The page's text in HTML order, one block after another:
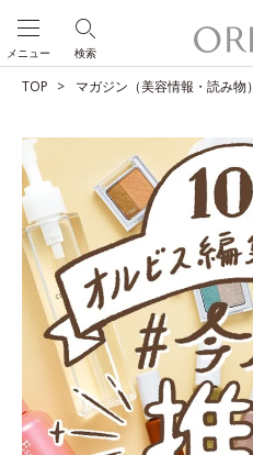
検索
メニュー
TOP マガジン（美容情報・読み物）